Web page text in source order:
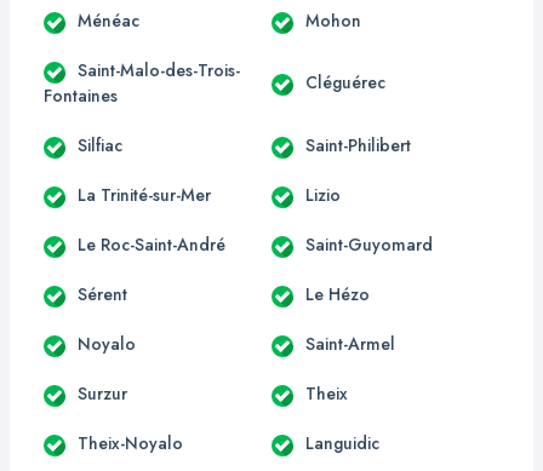
Ménéac Mohon
Saint-Malo-des-Trois-
Fontaines
Cléguérec
Silfiac Saint-Philibert
La Trinité-sur-Mer Lizio
Le Roc-Saint-André Saint-Guyomard
Sérent Le Hézo
Noyalo Saint-Armel
Surzur Theix
Theix-Noyalo Languidic